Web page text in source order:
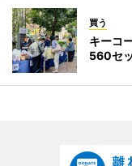
買う
キーコ
560セ